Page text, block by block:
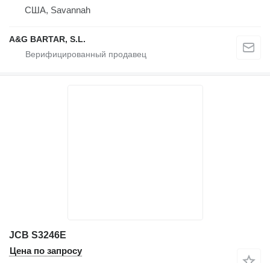
США, Savannah
A&G BARTAR, S.L.
JCB S3246E
Цена по запросу